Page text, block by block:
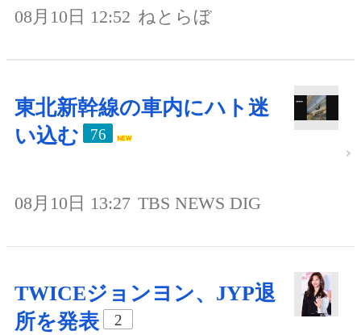
08月10日 12:52 ねとらぼ
東北新幹線の車内にハト迷
い込む
76
08月10日 13:27 TBS NEWS DIG
TWICEジョンヨン、JYP退
所を発表
2